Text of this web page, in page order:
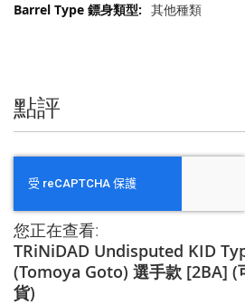
息
其他種類
點評
您正在查看:
TRiNiDAD Undisputed KID
(Tomoya Goto) 選手款 [2BA] (
貨)